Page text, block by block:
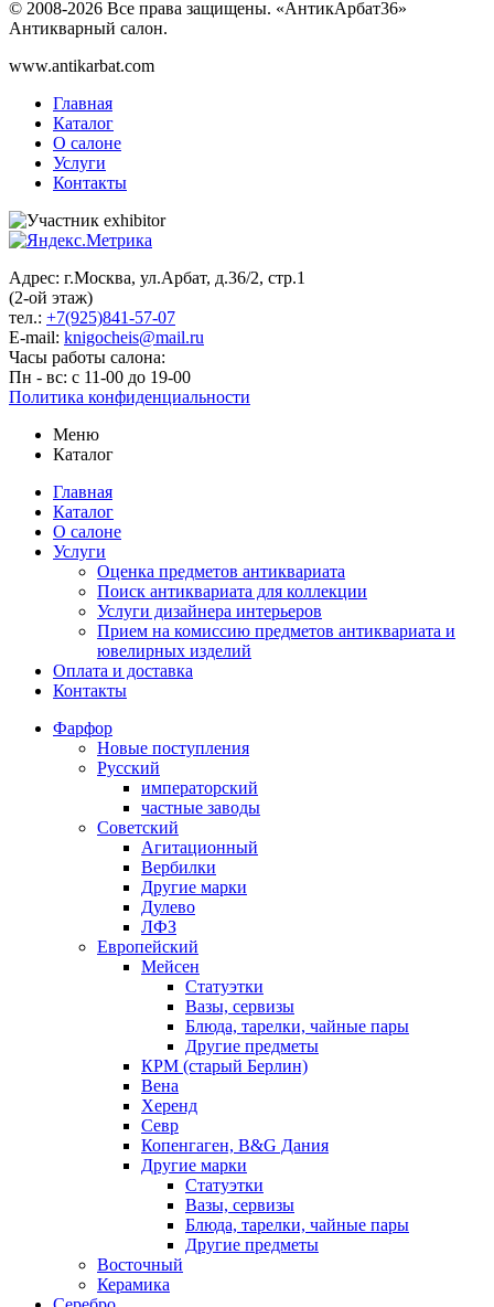
© 2008-2026 Все права защищены. «АнтикАрбат36»
Антикварный салон.
www.antikarbat.com
Главная
Каталог
О салоне
Услуги
Контакты
Адрес: г.Москва, ул.Арбат, д.36/2, стр.1
(2-ой этаж)
тел.: +7(925)841-57-07
E-mail: knigocheis@mail.ru
Часы работы салона:
Пн - вс: с 11-00 до 19-00
Политика конфиденциальности
Меню
Каталог
Главная
Каталог
О салоне
Услуги
Оценка предметов антиквариата
Поиск антиквариата для коллекции
Услуги дизайнера интерьеров
Прием на комиссию предметов антиквариата и
ювелирных изделий
Оплата и доставка
Контакты
Фарфор
Новые поступления
Русский
императорский
частные заводы
Советский
Агитационный
Вербилки
Другие марки
Дулево
ЛФЗ
Европейский
Мейсен
Статуэтки
Вазы, сервизы
Блюда, тарелки, чайные пары
Другие предметы
КРМ (старый Берлин)
Вена
Херенд
Севр
Копенгаген, B&G Дания
Другие марки
Статуэтки
Вазы, сервизы
Блюда, тарелки, чайные пары
Другие предметы
Восточный
Керамика